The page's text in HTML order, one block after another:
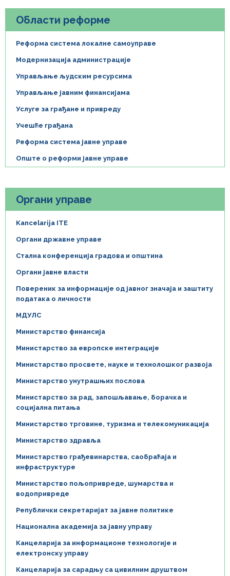
Области реформе
Реформа система локалне самоуправе
Модернизација администрације
Управљање људским ресурсима
Управљање јавним финансијама
Услуге за грађане и привреду
Учешће грађана
Реформа система јавне управе
Опште о реформи јавне управе
Органи управе
Kancelarija ITE
Органи државне управе
Стална конференција градова и општина
Органи јавне власти
Повереник за информације од јавног значаја и заштиту
података о личности
МДУЛС
Министарство финансија
Министарство за европске интеграције
Министарство просвете, науке и технолошког развоја
Министарство унутрашњих послова
Министарство за рад, запошљавање, борачка и
социјална питања
Министарство трговине, туризма и телекомуникација
Министарство здравља
Министарство грађевинарства, саобраћаја и
инфраструктуре
Министарство пољопривреде, шумарства и
водопривреде
Републички секретаријат за јавне политике
Национална академија за јавну управу
Канцеларија за информационе технологије и
електронску управу
Канцеларија за сарадњу са цивилним друштвом